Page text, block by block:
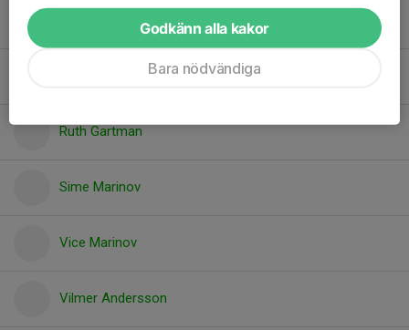
Linnéa Nilsson
Ruth Gartman
Sime Marinov
Vice Marinov
Vilmer Andersson
Godkänn alla kakor
Bara nödvändiga